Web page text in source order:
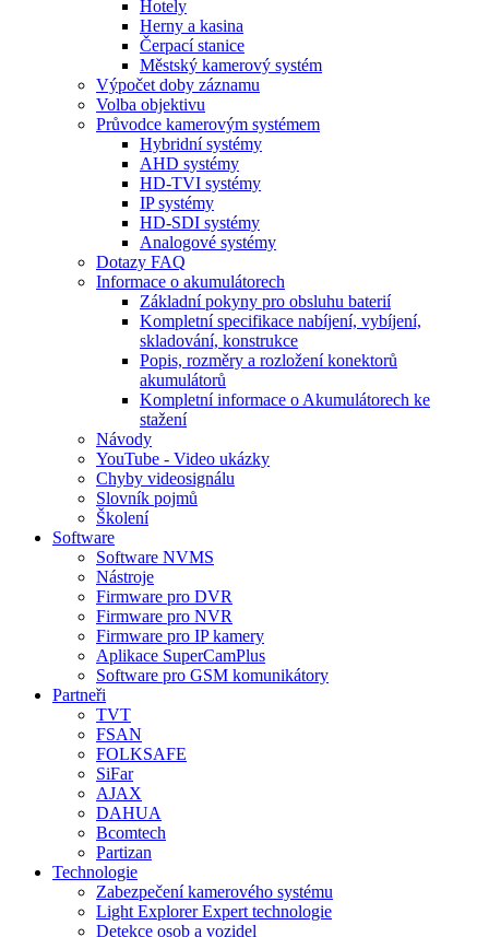
Hotely
Herny a kasina
Čerpací stanice
Městský kamerový systém
Výpočet doby záznamu
Volba objektivu
Průvodce kamerovým systémem
Hybridní systémy
AHD systémy
HD-TVI systémy
IP systémy
HD-SDI systémy
Analogové systémy
Dotazy FAQ
Informace o akumulátorech
Základní pokyny pro obsluhu baterií
Kompletní specifikace nabíjení, vybíjení,
skladování, konstrukce
Popis, rozměry a rozložení konektorů
akumulátorů
Kompletní informace o Akumulátorech ke
stažení
Návody
YouTube - Video ukázky
Chyby videosignálu
Slovník pojmů
Školení
Software
Software NVMS
Nástroje
Firmware pro DVR
Firmware pro NVR
Firmware pro IP kamery
Aplikace SuperCamPlus
Software pro GSM komunikátory
Partneři
TVT
FSAN
FOLKSAFE
SiFar
AJAX
DAHUA
Bcomtech
Partizan
Technologie
Zabezpečení kamerového systému
Light Explorer Expert technologie
Detekce osob a vozidel